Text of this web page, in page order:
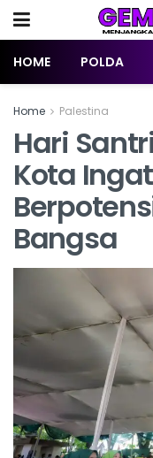
HOME POLDA
Home Palestina
Hari
Kota
Bangsa